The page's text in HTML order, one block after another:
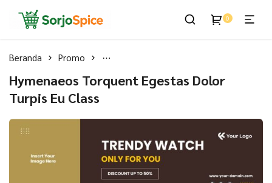
Sorjo Spice
Bumbu Masak Nusantara
0
Beranda Promo Hymenaeos Torquent Egestas Dolor
Hymenaeos Torquent Egestas Dolor
Turpis Eu Class